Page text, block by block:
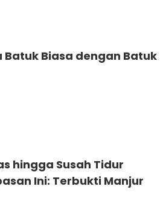
Batuk Biasa dengan Batuk
hingga Susah Tidur
Ini: Terbukti Manjur